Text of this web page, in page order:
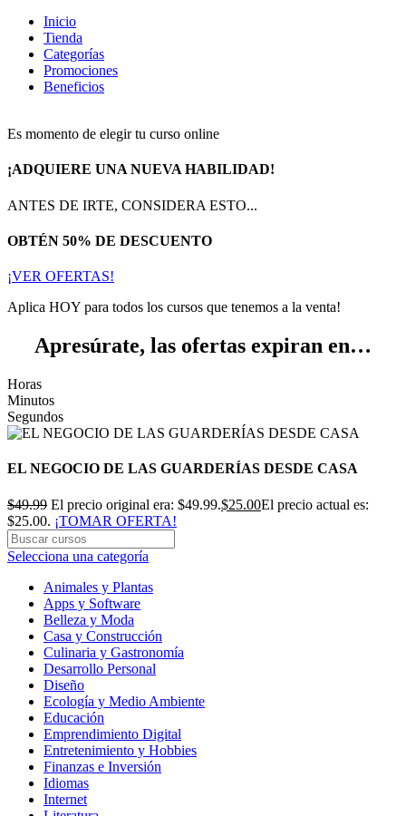
Inicio
Tienda
Categorías
Promociones
Beneficios
Es momento de elegir tu curso online
¡ADQUIERE UNA NUEVA HABILIDAD!
ANTES DE IRTE, CONSIDERA ESTO...
OBTÉN 50% DE DESCUENTO
¡VER OFERTAS!
Aplica HOY para todos los cursos que tenemos a la venta!
Apresúrate, las ofertas expiran en…
Horas
Minutos
Segundos
EL NEGOCIO DE LAS GUARDERÍAS DESDE CASA
$49.99 El precio original era: $49.99.$25.00El precio actual es:
$25.00. ¡TOMAR OFERTA!
Selecciona una categoría
Animales y Plantas
Apps y Software
Belleza y Moda
Casa y Construcción
Culinaria y Gastronomía
Desarrollo Personal
Diseño
Ecología y Medio Ambiente
Educación
Emprendimiento Digital
Entretenimiento y Hobbies
Finanzas e Inversión
Idiomas
Internet